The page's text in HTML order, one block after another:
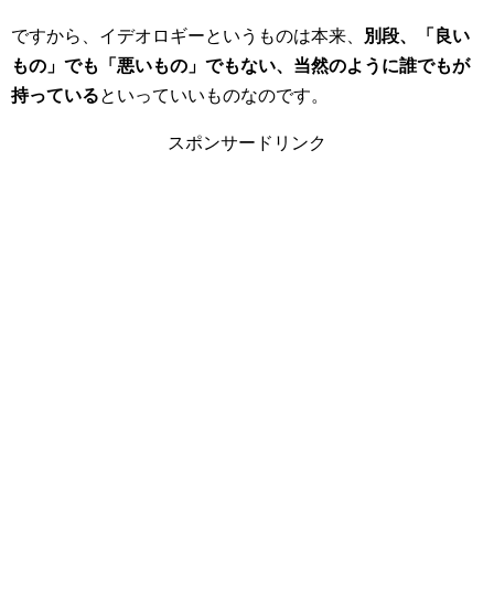
ですから、イデオロギーというものは本来、
別段、「良い
もの」でも「悪いもの」でもない、当然のように誰でもが
持っているといっていいものなのです。
スポンサードリンク